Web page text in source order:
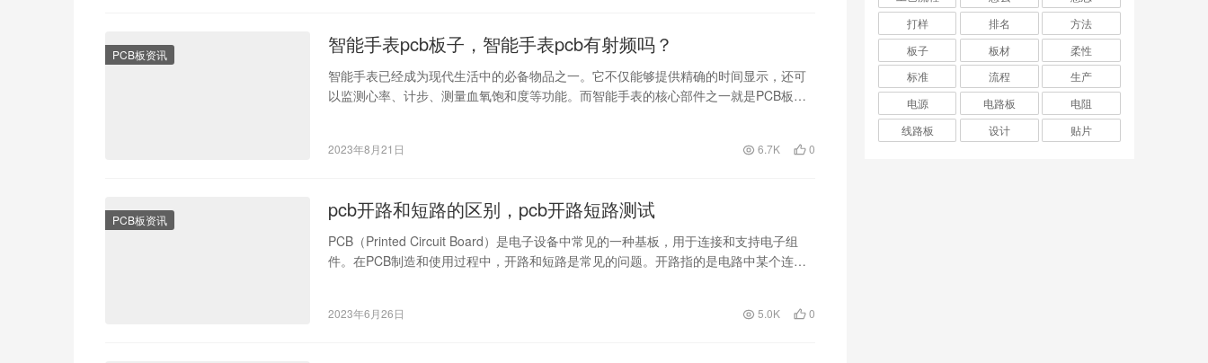
PCB板资讯 智能手表pcb板子，智能手表pcb有射频吗？
智能手表已经成为现代生活中的必备物品之一。它不仅能够提供精确的时间显示，还可
以监测心率、计步、测量血氧饱和度等功能。而智能手表的核心部件之一就是PCB板，
2023年8月21日 6.7K 0
PCB板资讯 pcb开路和短路的区别，pcb开路短路测试
PCB（Printed Circuit Board）是电子设备中常见的一种基板，用于连接和支持电子组
件。在PCB制造和使用过程中，开路和短路是常见的问题。开路指的是电路中某个连接
2023年6月26日 5.0K 0
打样
排名
方法
板子
板材
柔性
标准
流程
生产
电源
电路板
电阻
线路板
设计 贴片